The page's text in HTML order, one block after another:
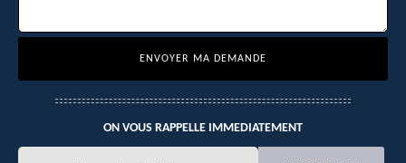
ON VOUS RAPPELLE IMMEDIATEMENT